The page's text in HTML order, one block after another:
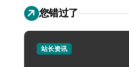
您错过了
站长资讯